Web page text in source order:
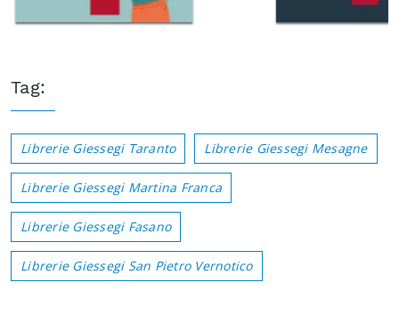
Tag:
Librerie Giessegi Taranto Librerie Giessegi Mesagne
Librerie Giessegi Martina Franca
Librerie Giessegi Fasano
Librerie Giessegi San Pietro Vernotico